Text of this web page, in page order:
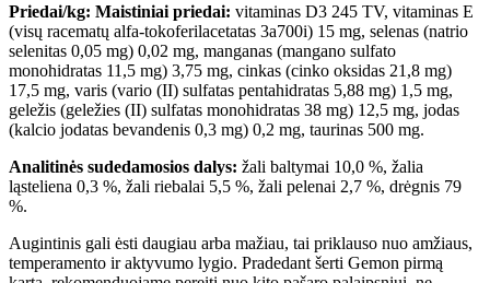
Priedai/kg: Maistiniai priedai: vitaminas D3 245 TV, vitaminas E
(visų racematų alfa-tokoferilacetatas 3a700i) 15 mg, selenas (natrio
selenitas 0,05 mg) 0,02 mg, manganas (mangano sulfato
monohidratas 11,5 mg) 3,75 mg, cinkas (cinko oksidas 21,8 mg)
17,5 mg, varis (vario (II) sulfatas pentahidratas 5,88 mg) 1,5 mg,
geležis (geležies (II) sulfatas monohidratas 38 mg) 12,5 mg, jodas
(kalcio jodatas bevandenis 0,3 mg) 0,2 mg, taurinas 500 mg.
Analitinės sudedamosios dalys: žali baltymai 10,0 %, žalia
ląsteliena 0,3 %, žali riebalai 5,5 %, žali pelenai 2,7 %, drėgnis 79
%.
Augintinis gali ėsti daugiau arba mažiau, tai priklauso nuo amžiaus,
temperamento ir aktyvumo lygio. Pradedant šerti Gemon pirmą